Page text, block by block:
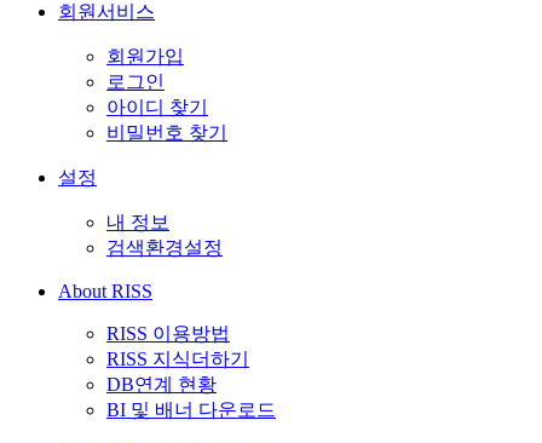
회원서비스
회원가입
로그인
아이디 찾기
비밀번호 찾기
설정
내 정보
검색환경설정
About RISS
RISS 이용방법
RISS 지식더하기
DB연계 현황
BI 및 배너 다운로드